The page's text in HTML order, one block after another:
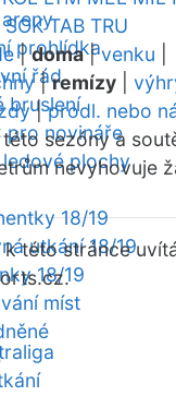
prohlídka
řád
bruslení
pro novináře
ledové plochy
18/19
utkání 18/19
18/19
míst
SOK TAB TRU
|doma|venku
|remízy
|prodl. nebo
sezóny a
nevyhovuje
této stránce